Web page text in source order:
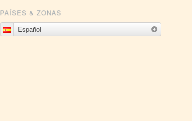
PAÍSES & ZONAS
Español